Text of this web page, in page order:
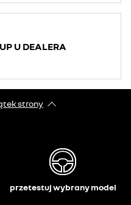
U DEALERA
strony
przetestuj wybrany model